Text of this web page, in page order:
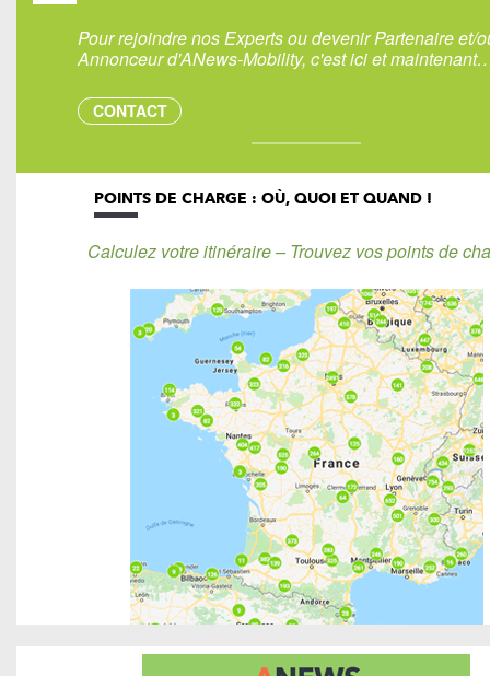
Pour rejoindre nos Experts ou devenir Partenaire et/
Annonceur d'ANews-Mobility, c'est ici et
CONTACT
POINTS DE CHARGE : OÙ, QUOI ET QUAND !
Calculez votre itinéraire – Trouvez vos points de